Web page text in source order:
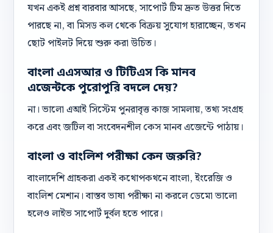
যখন একই প্রশ্ন বারবার আসছে, সাপোর্ট টিম দ্রুত উত্তর দিতে
পারছে না, বা মিসড কল থেকে বিক্রয় সুযোগ হারাচ্ছেন, তখন
ছোট পাইলট দিয়ে শুরু করা উচিত।
বাংলা এএসআর ও টিটিএস কি মানব
এজেন্টকে পুরোপুরি বদলে দেয়?
না। ভালো এআই সিস্টেম পুনরাবৃত্ত কাজ সামলায়, তথ্য সংগ্রহ
করে এবং জটিল বা সংবেদনশীল কেস মানব এজেন্টে পাঠায়।
বাংলা ও বাংলিশ পরীক্ষা কেন জরুরি?
বাংলাদেশি গ্রাহকরা একই কথোপকথনে বাংলা, ইংরেজি ও
বাংলিশ মেশান। বাস্তব ভাষা পরীক্ষা না করলে ডেমো ভালো
হলেও লাইভ সাপোর্ট দুর্বল হতে পারে।